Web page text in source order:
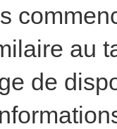
au
de